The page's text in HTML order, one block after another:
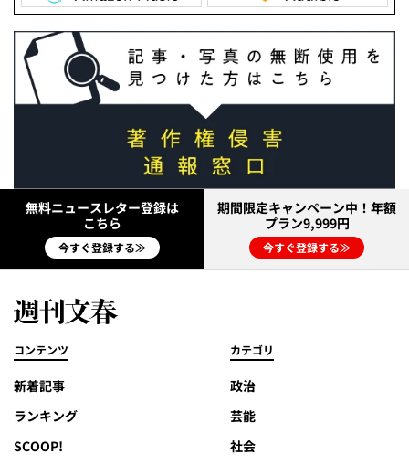
無料ニュースレター登録は
こちら
今すぐ登録する≫
期間限定キャンペーン中！年額
プラン9,999円
今すぐ登録する≫
コンテンツ
新着記事
ランキング
SCOOP!
カテゴリ
政治
芸能
社会